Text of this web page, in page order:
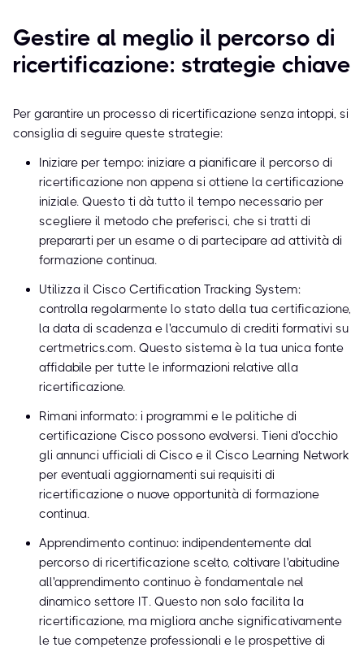
Gestire al meglio il percorso di
ricertificazione: strategie chiave
Per garantire un processo di ricertificazione senza intoppi, si
consiglia di seguire queste strategie:
Iniziare per tempo: iniziare a pianificare il percorso di
ricertificazione non appena si ottiene la certificazione
iniziale. Questo ti dà tutto il tempo necessario per
scegliere il metodo che preferisci, che si tratti di
prepararti per un esame o di partecipare ad attività di
formazione continua.
Utilizza il Cisco Certification Tracking System:
controlla regolarmente lo stato della tua certificazione,
la data di scadenza e l'accumulo di crediti formativi su
certmetrics.com. Questo sistema è la tua unica fonte
affidabile per tutte le informazioni relative alla
ricertificazione.
Rimani informato: i programmi e le politiche di
certificazione Cisco possono evolversi. Tieni d'occhio
gli annunci ufficiali di Cisco e il Cisco Learning Network
per eventuali aggiornamenti sui requisiti di
ricertificazione o nuove opportunità di formazione
continua.
Apprendimento continuo: indipendentemente dal
percorso di ricertificazione scelto, coltivare l'abitudine
all'apprendimento continuo è fondamentale nel
dinamico settore IT. Questo non solo facilita la
ricertificazione, ma migliora anche significativamente
le tue competenze professionali e le prospettive di